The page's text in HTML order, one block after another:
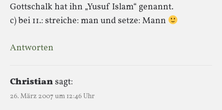
Gottschalk hat ihn „Yusuf Islam“ genannt.
c) bei 11.: streiche: man und setze: Mann
Antworten
Christiansagt:
26. März 2007 um 12:46 Uhr